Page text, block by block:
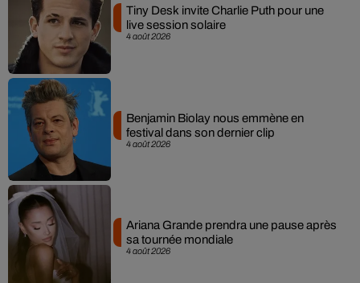
4 août 2026
Tiny Desk invite Charlie Puth pour une
live session solaire
4 août 2026
Benjamin Biolay nous emmène en
festival dans son dernier clip
4 août 2026
Ariana Grande prendra une pause après
sa tournée mondiale